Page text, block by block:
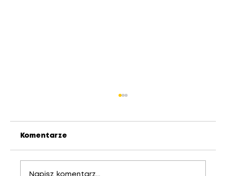
Komentarze
Napisz komentarz...